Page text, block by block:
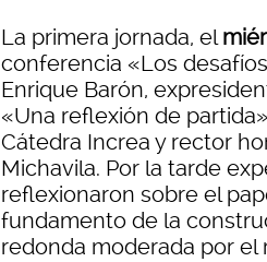
La primera jornada, el
conferencia «Los
Enrique Barón,
«Una reflexión de
Cátedra Increa y rector
Michavila. Por la tarde
reflexionaron sobre el
fundamento de la
redonda moderada por el